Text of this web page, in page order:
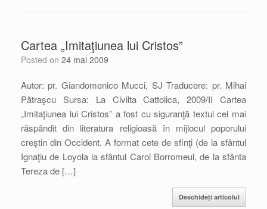
Cartea „Imitaţiunea lui Cristos”
Posted on 24 mai 2009
Autor: pr. Giandomenico Mucci, SJ Traducere: pr. Mihai
Pătraşcu Sursa: La Civilta Cattolica, 2009/II Cartea
„Imitaţiunea lui Cristos” a fost cu siguranţă textul cel mai
răspândit din literatura religioasă în mijlocul poporului
creştin din Occident. A format cete de sfinţi (de la sfântul
Ignaţiu de Loyola la sfântul Carol Borromeul, de la sfânta
Tereza de […]
Deschideți articolul